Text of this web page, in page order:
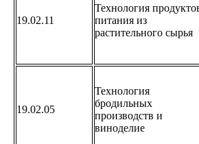
19.02.11
Технология
питания из
растительного сырья
19.02.05
Технология
бродильных
производств и
виноделие